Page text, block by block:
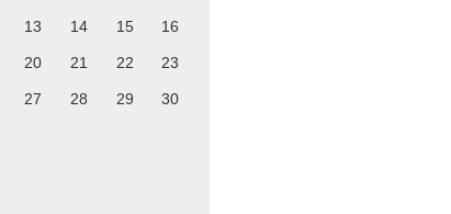
13 14 15 16
20 21 22 23
27 28 29 30